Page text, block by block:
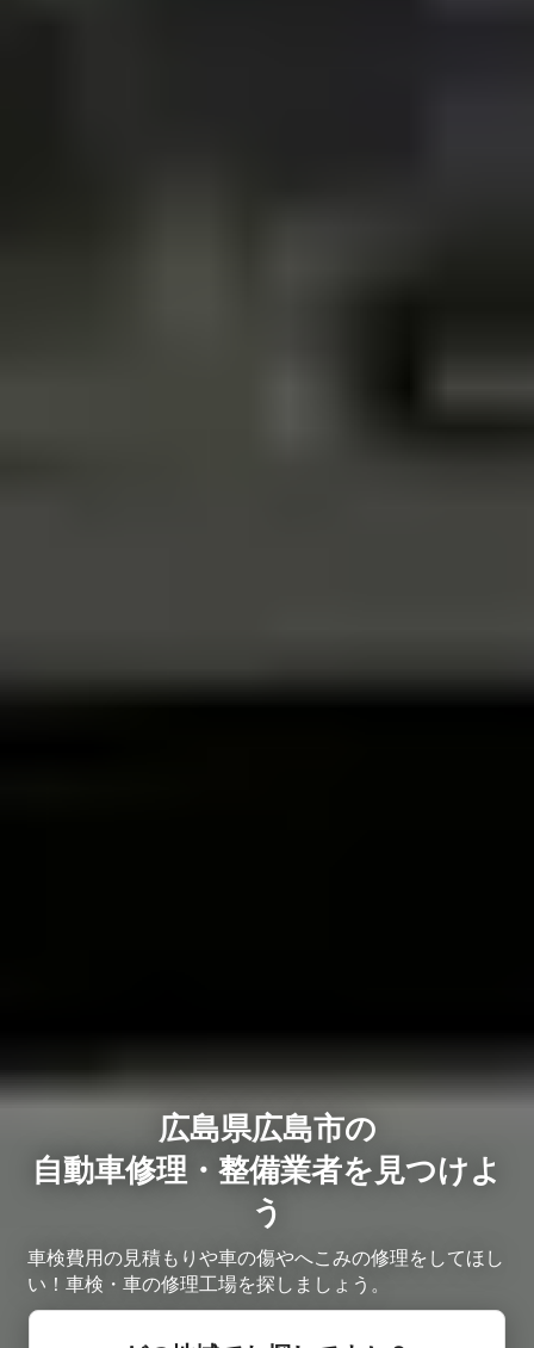
広島県広島市の
自動車修理・整備業者を見つけよ
う
車検費用の見積もりや車の傷やへこみの修理をしてほし
い！車検・車の修理工場を探しましょう。